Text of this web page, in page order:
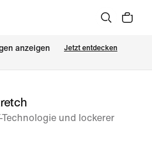
anzeigen Jetzt entdecken
und lockerer